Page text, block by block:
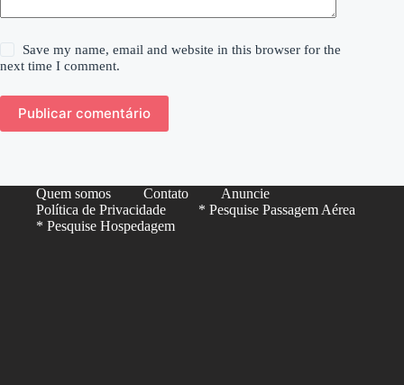
Save my name, email and website in this browser for the
next time I comment.
Publicar comentário
Quem somos Contato
Anuncie
Política de Privacidade
* Pesquise Passagem Aérea
* Pesquise Hospedagem